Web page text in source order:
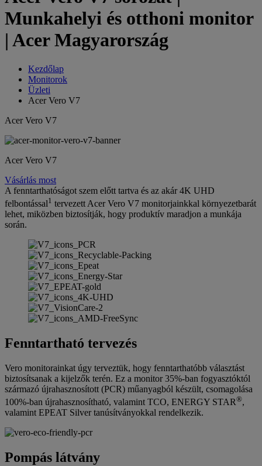
Munkahelyi és otthoni monitor
| Acer Magyarország
Kezdőlap
Monitorok
Üzleti
Acer Vero V7
Acer Vero V7
Acer Vero V7
Vásárlás most
A fenntarthatóságot szem előtt tartva és az akár 4K UHD
felbontással1 tervezett Acer Vero V7 monitorjainkkal környezetbarát
lehet, miközben biztosítják, hogy produktív maradjon a munkája
során.
Fenntartható tervezés
Vero monitorainkat úgy terveztük, hogy fenntarthatóbb választást
biztosítsanak a kijelzők terén. Ez a monitor 35%-ban fogyasztóktól
származó újrahasznosított (PCR) műanyagból készült, csomagolása
100%-ban újrahasznosítható, valamint TCO, ENERGY STAR®,
valamint EPEAT Silver tanúsítványokkal rendelkezik.
Pompás látvány